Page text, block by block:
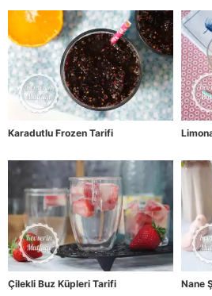
Karadutlu Frozen Tarifi
Çilekli Buz Küpleri Tarifi Nane